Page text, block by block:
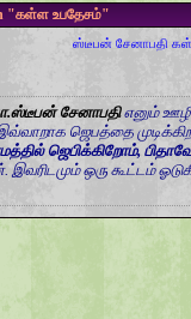
"கள்ள உபதேசம்"
ஸ்டீபன் சேனாபதி
சேனாபதிஎனும்
ஜெபத்தை
ஜெபிக்கிறோம்,
ஒரு கூட்டம்